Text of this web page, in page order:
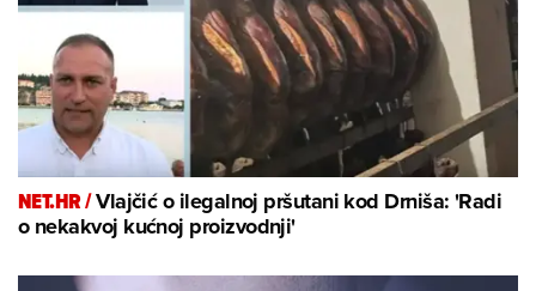
NET.HR /Vlajčić o ilegalnoj pršutani kod Drniša: 'Radi
o nekakvoj kućnoj proizvodnji'